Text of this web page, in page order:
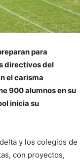
para
directivos del
el carisma
900 alumnos en su
inicia su
y los colegios de
con proyectos,